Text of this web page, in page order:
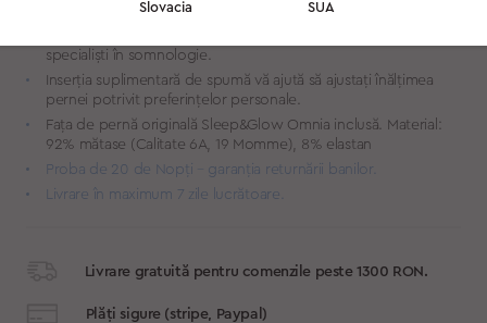
dumneavoastră.
specialiști în somnologie.
Inserția suplimentară de spumă vă ajută să ajustați înălțimea
pernei potrivit preferințelor personale.
Fața de pernă originală Sleep&Glow Omnia inclusă. Material:
92% mătase (Calitate 6A, 19 Momme), 8% elastan
Proba de 20 de Nopți – garanția returnării banilor.
Livrare în maximum 7 zile lucrătoare.
Livrare gratuită pentru comenzile peste 1300 RON.
Plăți sigure (stripe, Paypal)
Slovacia SUA